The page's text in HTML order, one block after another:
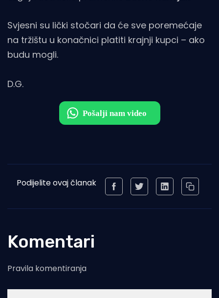
Svjesni su lički stočari da će sve poremećaje
na tržištu u konačnici platiti krajnji kupci – ako
budu mogli.
D.G.
Podijelite ovaj članak
Komentari
Pravila komentiranja